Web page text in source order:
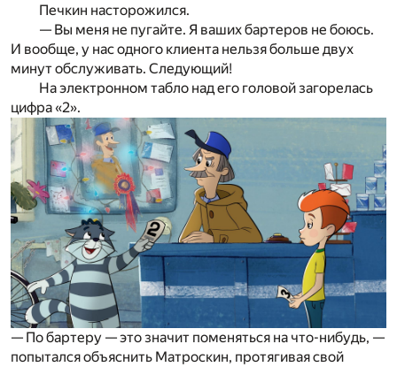
Печкин насторожился.
— Вы меня не пугайте. Я ваших бартеров не боюсь.
И вообще, у нас одного клиента нельзя больше двух
минут обслуживать. Следующий!
На электронном табло над его головой загорелась
цифра «2».
— По бартеру — это значит поменяться на что-нибудь, —
попытался объяснить Матроскин, протягивая свой